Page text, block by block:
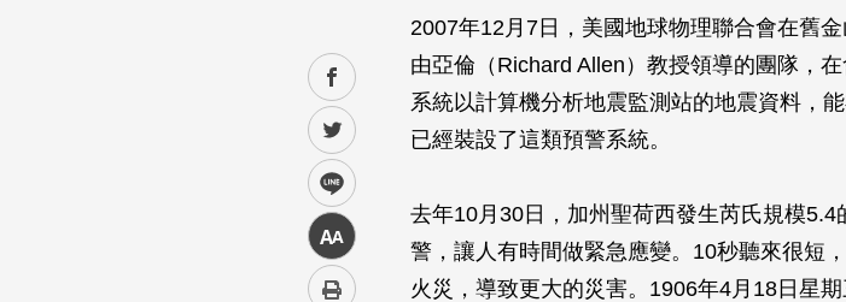
facebook
twitter
line
中
2007年12月7日，美國地球物理聯合會在舊
由亞倫（Richard Allen）教授領導的團隊，
系統以計算機分析地震監測站的地震資料，
已經裝設了這類預警系統。
去年10月30日，加州聖荷西發生芮氏規模
警，讓人有時間做緊急應變。10秒聽來很短
火災，導致更大的災害。1906年4月18日星